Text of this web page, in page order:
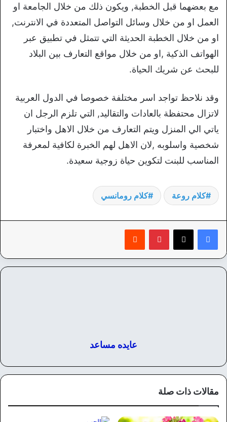
مع بعضهما قبل الخطبة, ويكون ذلك من خلال الجامعة او
العمل او من خلال وسائل التواصل المتعددة في الانترنت,
او من خلال الخطبة الحديثة التي تتمثل في تطبيق عبر
الهواتف الذكية ,او من خلال مواقع التعارف بين البلاد
للبحث عن شريك الحياة.
وقد نلاحظ تواجد اسر مختلفة خصوصا في الدول العربية
لاتزال محتفظة بالعادات والتقاليد, التي تلزم الرجل ان
ياتي الي المنزل ويتم التعارف من خلال الاهل واختبار
شخصية واسلوبه ,لان الاهل لهم الخبرة لكافية لمعرفة
المناسب للبنت لتكوين حياة زوجية سعيدة.
كلام روعة كلام رومانسي
بينتيريست
عايده مساعد
مقالات ذات صلة